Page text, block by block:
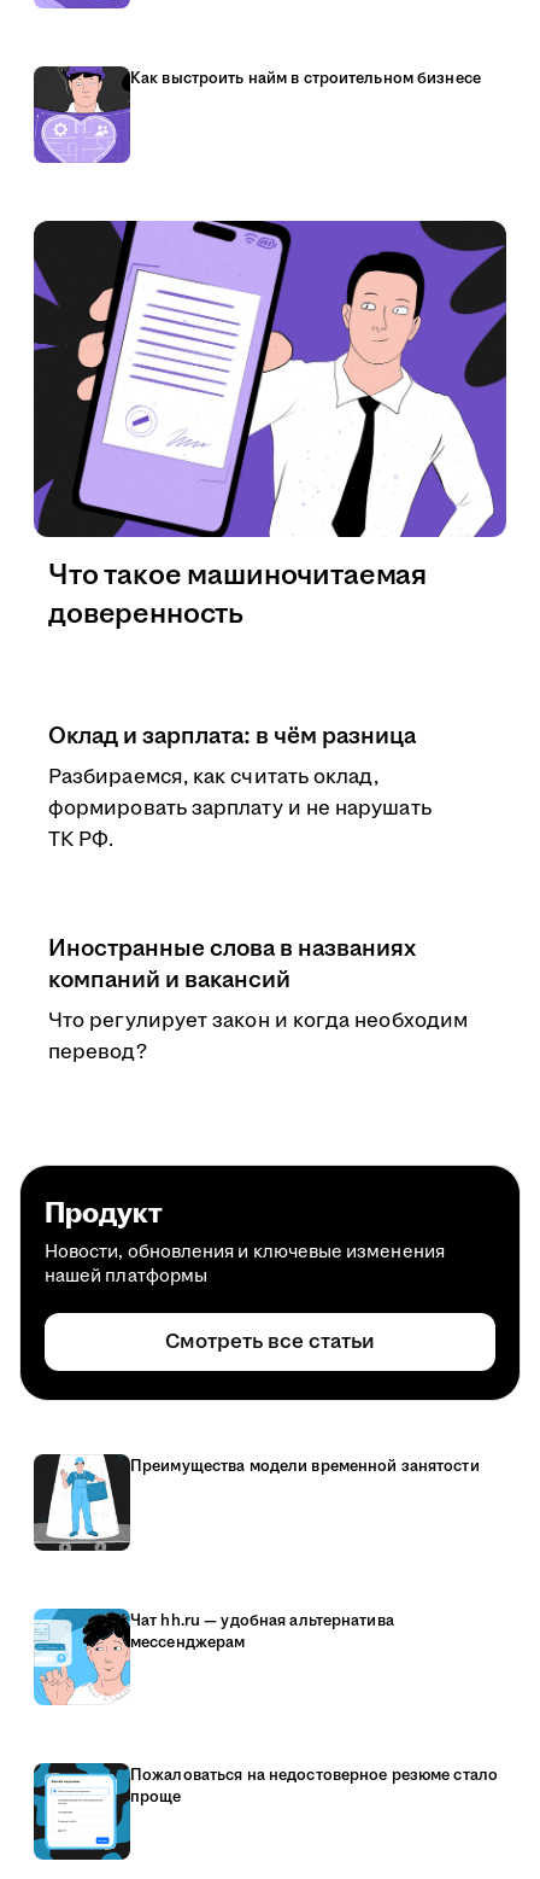
Как выстроить найм в строительном бизнесе
Оклад и зарплата: в чём разница
Разбираемся, как считать оклад,
формировать зарплату и не нарушать
ТК РФ.
Иностранные слова в названиях
компаний и вакансий
Что регулирует закон и когда необходим
перевод?
Что такое машиночитаемая
доверенность
Продукт
Новости, обновления и ключевые изменения
нашей платформы
Смотреть все статьи
Преимущества модели временной занятости
Чат hh.ru — удобная альтернатива
мессенджерам
Пожаловаться на недостоверное резюме стало
проще